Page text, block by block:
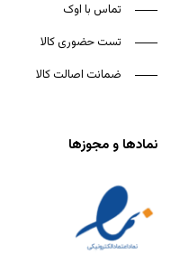
تماس با اوک
تست حضوری کالا
ضمانت اصالت کالا
نمادها و مجوزها